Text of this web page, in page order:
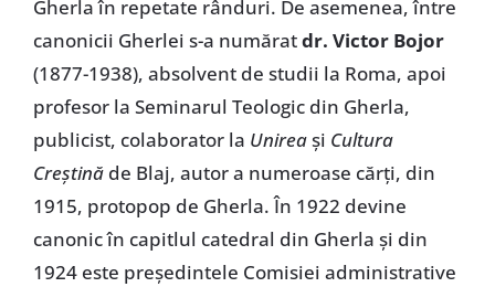
Gherla în repetate rânduri. De asemenea, între
canonicii Gherlei s-a număratdr. Victor Bojor
(1877-1938), absolvent de studii la Roma, apoi
profesor la Seminarul Teologic din Gherla,
publicist, colaborator la Unireași Cultura
Creștină de Blaj, autor a numeroase cărți, din
1915, protopop de Gherla. În 1922 devine
canonic în capitlul catedral din Gherla și din
1924 este președintele Comisiei administrative